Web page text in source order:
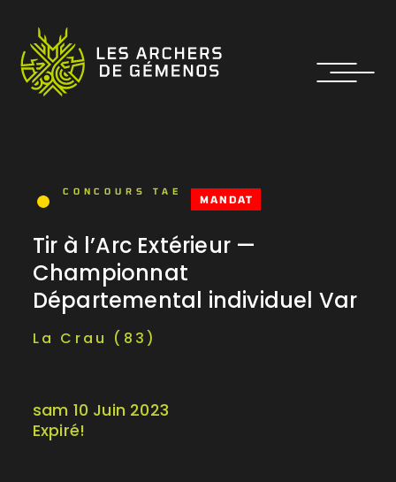
CONCOURS TAE
MANDAT
sam 10 Juin 2023
Expiré!
Tir à l’Arc Extérieur —
Championnat
Départemental individuel Var
La Crau (83)